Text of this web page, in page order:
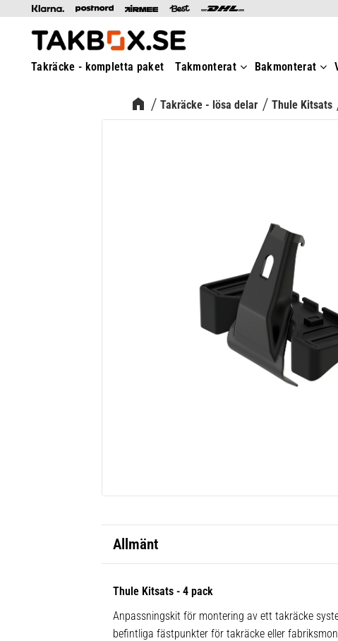
Takräcke - kompletta paket Takmonterat Bakmonterat
Takräcke - lösa delar Thule Kitsats
Allmänt
Thule Kitsats - 4 pack
Anpassningskit för montering av ett takräcke
befintliga fästpunkter för takräcke eller